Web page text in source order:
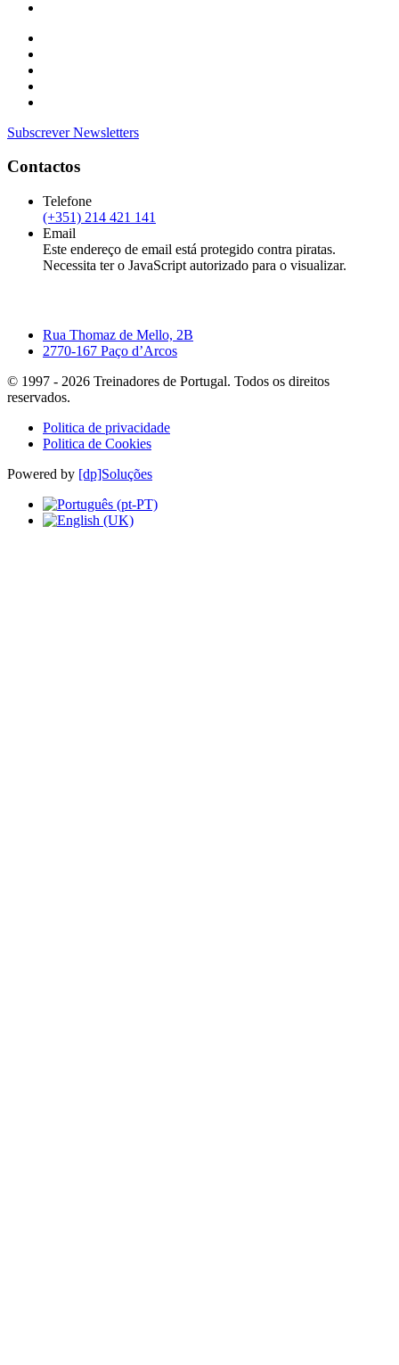
Subscrever Newsletters
Contactos
Telefone
(+351) 214 421 141
Email
Este endereço de email está protegido contra piratas.
Necessita ter o JavaScript autorizado para o visualizar.
Rua Thomaz de Mello, 2B
2770-167 Paço d’Arcos
© 1997 - 2026 Treinadores de Portugal. Todos os direitos
reservados.
Politica de privacidade
Politica de Cookies
Powered by [dp]Soluções